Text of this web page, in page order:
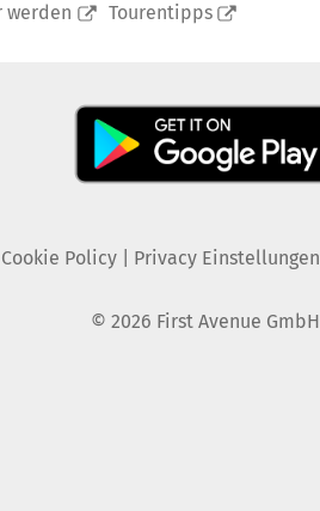
werden Tourentipps
Cookie Policy| Privacy Einstellungen
© 2026 First Avenue GmbH